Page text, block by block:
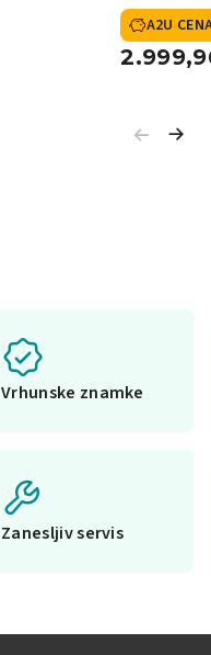
A2U
Vrhunske znamke
Zanesljiv servis